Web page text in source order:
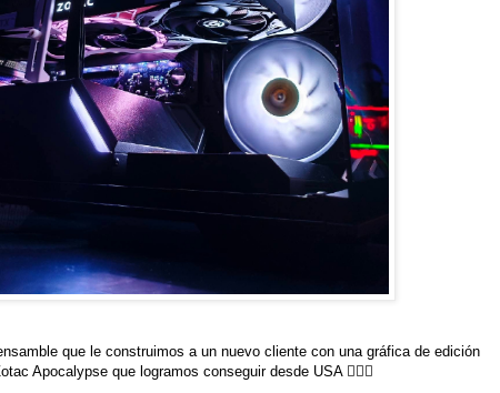
que le construimos a un nuevo cliente con una gráfica de edición
Apocalypse que logramos conseguir desde USA 👌🏼😎